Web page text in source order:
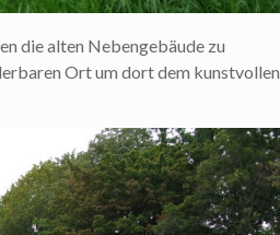
die alten Nebengebäude zu
Ort um dort dem kunstvollen